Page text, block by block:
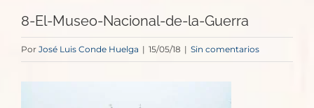
8-El-Museo-Nacional-de-la-Guerra
Por José Luis Conde Huelga | 15/05/18 | Sin comentarios